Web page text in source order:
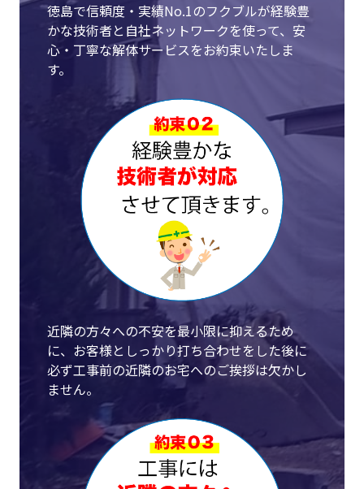
徳島で信頼度・実績No.1のフクブルが経験豊
かな技術者と自社ネットワークを使って、安
心・丁寧な解体サービスをお約束いたしま
す。
近隣の方々への不安を最小限に抑えるため
に、お客様としっかり打ち合わせをした後に
必ず工事前の近隣のお宅へのご挨拶は欠かし
ません。